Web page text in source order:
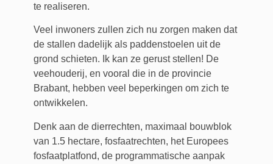
te realiseren.
Veel inwoners zullen zich nu zorgen maken dat
de stallen dadelijk als paddenstoelen uit de
grond schieten. Ik kan ze gerust stellen! De
veehouderij, en vooral die in de provincie
Brabant, hebben veel beperkingen om zich te
ontwikkelen.
Denk aan de dierrechten, maximaal bouwblok
van 1.5 hectare, fosfaatrechten, het Europees
fosfaatplatfond, de programmatische aanpak